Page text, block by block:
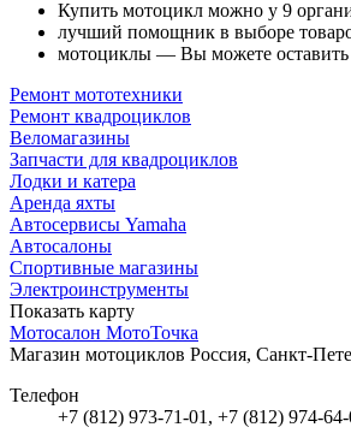
Купить мотоцикл можно у 9
лучший помощник в выборе
мотоциклы — Вы можете оставить
Ремонт мототехники
Ремонт квадроциклов
Веломагазины
Запчасти для квадроциклов
Лодки и катера
Аренда яхты
Автосервисы Yamaha
Автосалоны
Спортивные магазины
Электроинструменты
Показать карту
Мотосалон МотоТочка
Магазин мотоциклов Россия, Санкт-
Телефон
+7 (812) 973-71-01, +7 (812) 974-